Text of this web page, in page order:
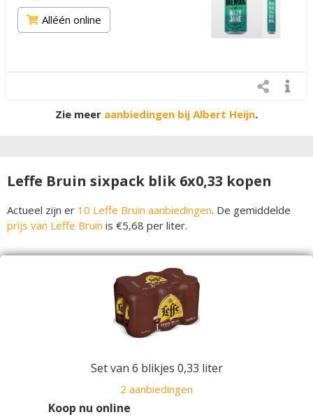
Alléén online
Zie meer aanbiedingen bij Albert Heijn.
Leffe Bruin sixpack blik 6x0,33 kopen
Actueel zijn er 10 Leffe Bruin aanbiedingen. De gemiddelde
prijs van Leffe Bruin is €5,68 per liter.
Set van 6 blikjes 0,33 liter
2 aanbiedingen
Koop nu online